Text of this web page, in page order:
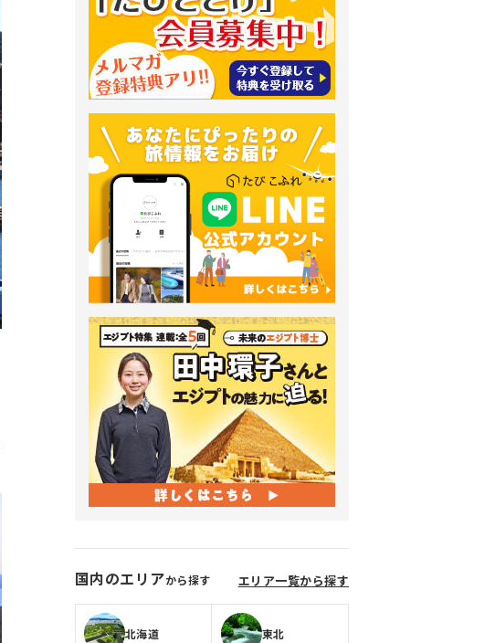
国内のエリアから探す エリア一覧から探す
北海道 東北